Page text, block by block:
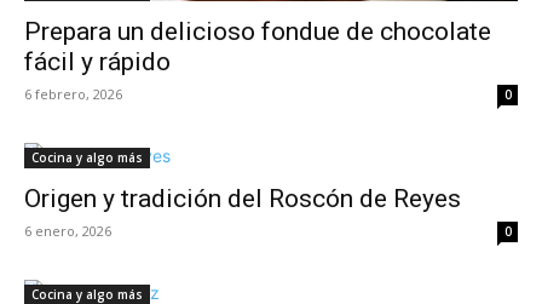
Prepara un delicioso fondue de chocolate
fácil y rápido
6 febrero, 2026 0
Cocina y algo más
Origen y tradición del Roscón de Reyes
6 enero, 2026 0
Cocina y algo más